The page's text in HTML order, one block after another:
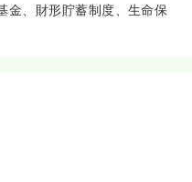
金、財形貯蓄制度、生命保